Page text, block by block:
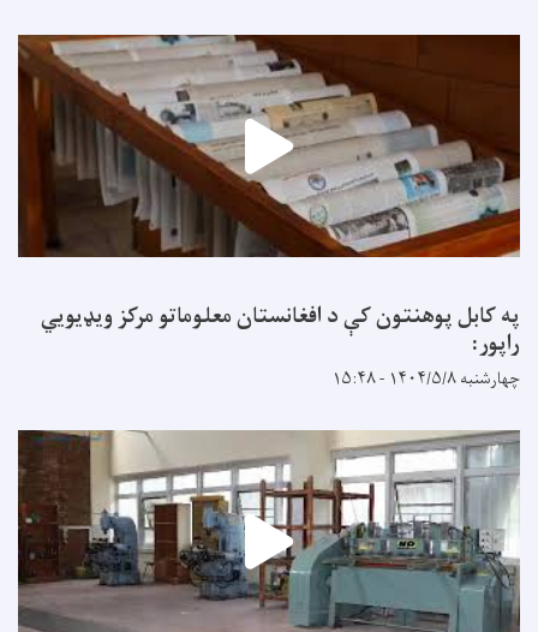
په کابل پوهنتون کې د افغانستان معلوماتو مرکز ویډیويي
راپور:
چهارشنبه ۱۴۰۴/۵/۸ - ۱۵:۴۸